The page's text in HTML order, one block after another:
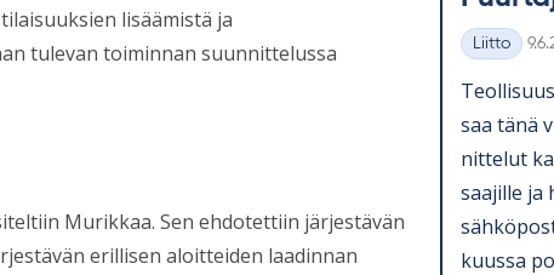
lisäämistä ja
tulevan toiminnan suunnittelussa
Murikkaa. Sen ehdotettiin järjestävän
erillisen aloitteiden laadinnan
Kategoriat
Liitto
saa tänä
nit­te­lut
saa­jille ja
kuussa